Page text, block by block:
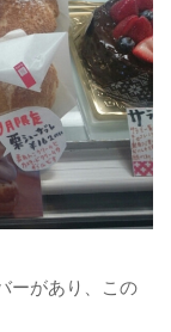
ーがあり、この